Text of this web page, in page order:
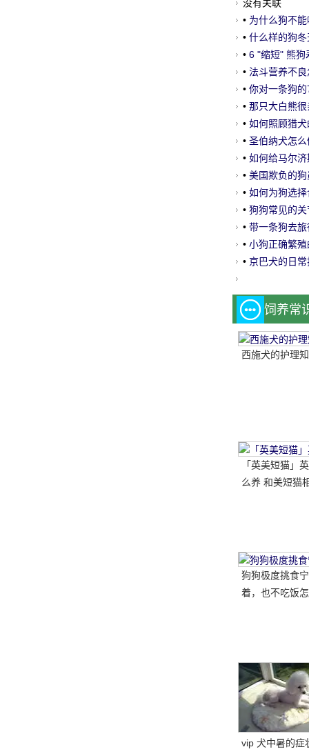
没有关联
• 为什么狗不
• 什么样的狗
• 6 "缩短" 熊狗
• 法斗营养不
• 你对一条狗
• 那只大白熊
• 如何照顾猎
• 圣伯纳犬怎
• 如何给马尔
• 美国欺负的
• 如何为狗选
• 狗狗常见的
• 带一条狗去
• 小狗正确繁
• 京巴犬的日
饲养常
西施犬的护理
「英美短猫」
么养 和美短猫
狗狗极度挑食
着，也不吃饭
vip 犬中暑的症